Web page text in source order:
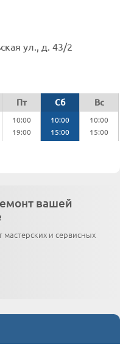
ул., д. 43/2
Пт Сб Вс
10:00 10:00
10:00
19:00 15:00 15:00
вашей
и сервисных